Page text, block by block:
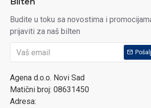
Budite u toku sa novostima i
prijaviti za naš bilten
Agena d.o.o. Novi Sad
Matični broj: 08631450
Adresa: